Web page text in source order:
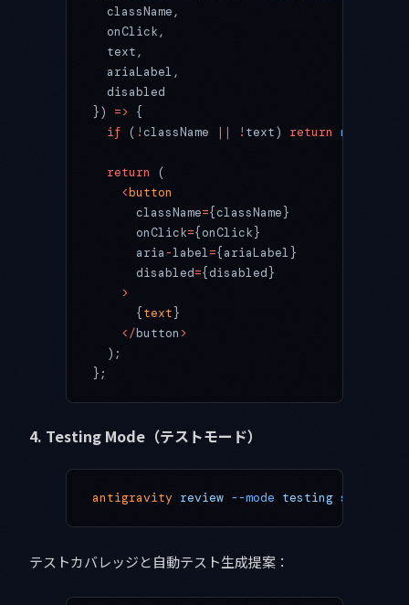
  className,
  onClick,
  text,
  ariaLabel,
  disabled
}) => {
  if
( !className || ! text) return null
  return
(
    <
button
      className
={className}
      onClick
={onClick}
      aria
-label={ariaLabel}
      disabled
={disabled}
    >
      {
text}
    </
button>
  );
};
4. Testing Mode（テストモード）
antigravity review --mode testing src/
テストカバレッジと自動テスト生成提案：